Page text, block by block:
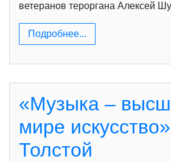
ветеранов тероргана Алексей
Подробнее...
«Музыка –
мире
Толстой